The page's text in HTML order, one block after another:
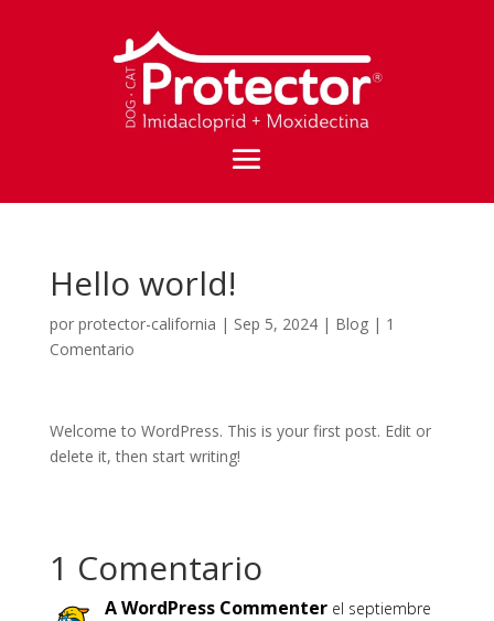
Hello world!
por protector-california | Sep 5, 2024| Blog| 1
Comentario
Welcome to WordPress. This is your first post. Edit or
delete it, then start writing!
1 Comentario
A WordPress Commenter el septiembre